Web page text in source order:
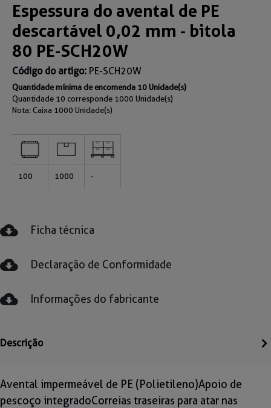
Espessura do avental de PE
descartável 0,02 mm - bitola
80 PE-SCH20W
Código do artigo: PE-SCH20W
Quantidade mínima de encomenda 10 Unidade(s)
Quantidade 10 corresponde 1000 Unidade(s)
Nota: Caixa 1000 Unidade(s)
100 1000 -
Ficha técnica
Declaração de Conformidade
Informações do fabricante
Descrição
Avental impermeável de PE (Polietileno)Apoio de
pescoço integradoCorreias traseiras para atar nas